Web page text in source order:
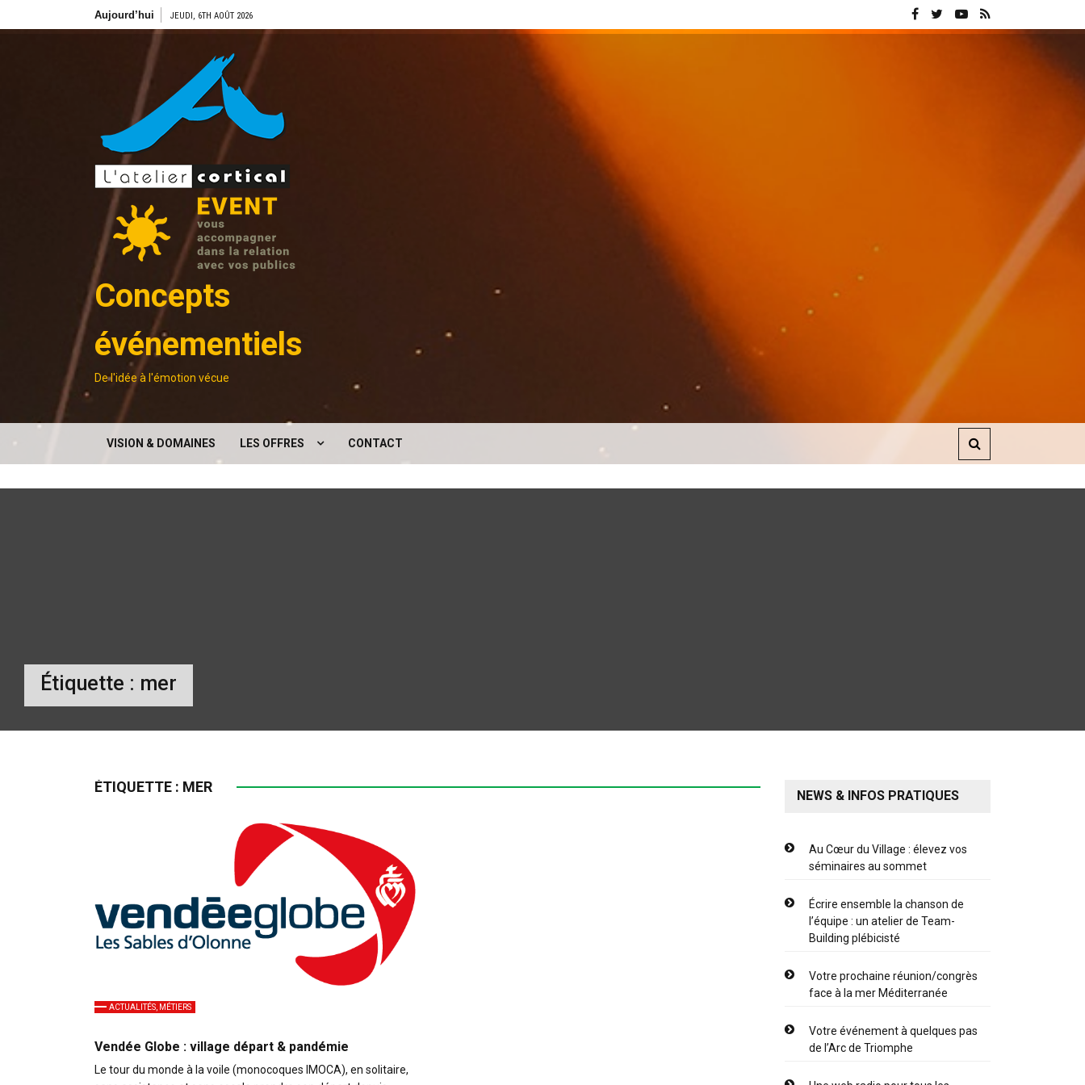
Aujourd’hui JEUDI, 6TH AOÛT 2026
Concepts
événementiels
De l'idée à l'émotion vécue
VISION & DOMAINES LES OFFRES CONTACT
Étiquette : mer
ÉTIQUETTE : MER
ACTUALITÉS, MÉTIERS
Vendée Globe : village départ & pandémie
Le tour du monde à la voile (monocoques IMOCA), en solitaire,
NEWS & INFOS PRATIQUES
Au Cœur du Village : élevez vos
séminaires au sommet
Écrire ensemble la chanson de
l’équipe : un atelier de Team-
Building plébicisté
Votre prochaine réunion/congrès
face à la mer Méditerranée
Votre événement à quelques pas
de l’Arc de Triomphe